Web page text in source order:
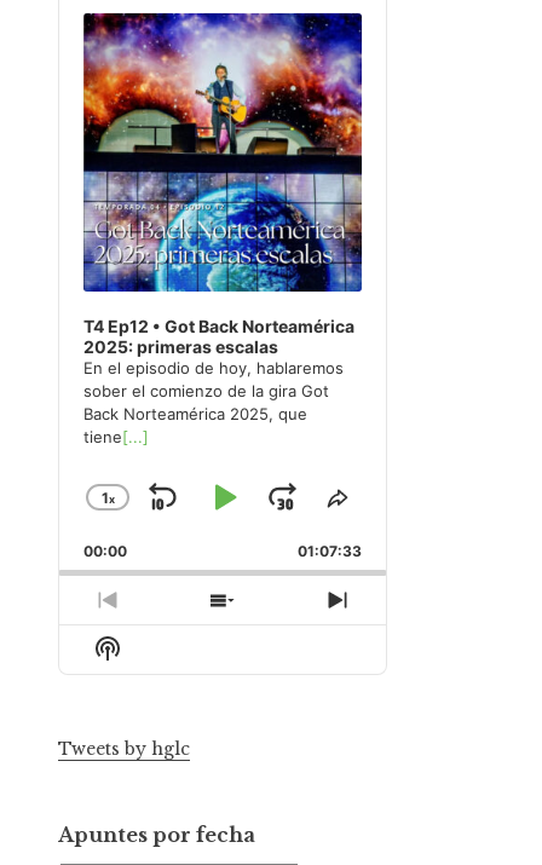
Player
T4 Ep12 • Got Back Norteamérica
2025: primeras escalas
En el episodio de hoy, hablaremos
sober el comienzo de la gira Got
Back Norteamérica 2025, que
tiene[...]
Change
Rate
1x
Skip
Backward
Play
Pause
Jump
Forward
Share
Episode
00:00 01:07:33
Previous
Episode
Show
Episodes
Next
Episode
Show
Podcast
Tweets by hglc
Apuntes por fecha